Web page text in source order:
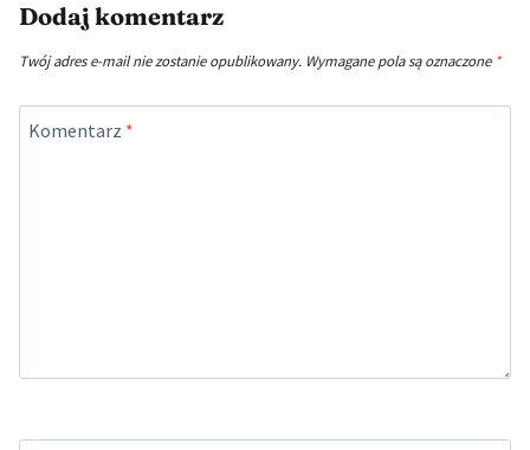
Dodaj komentarz
Twój adres e-mail nie zostanie opublikowany. Wymagane pola są oznaczone *
Komentarz *